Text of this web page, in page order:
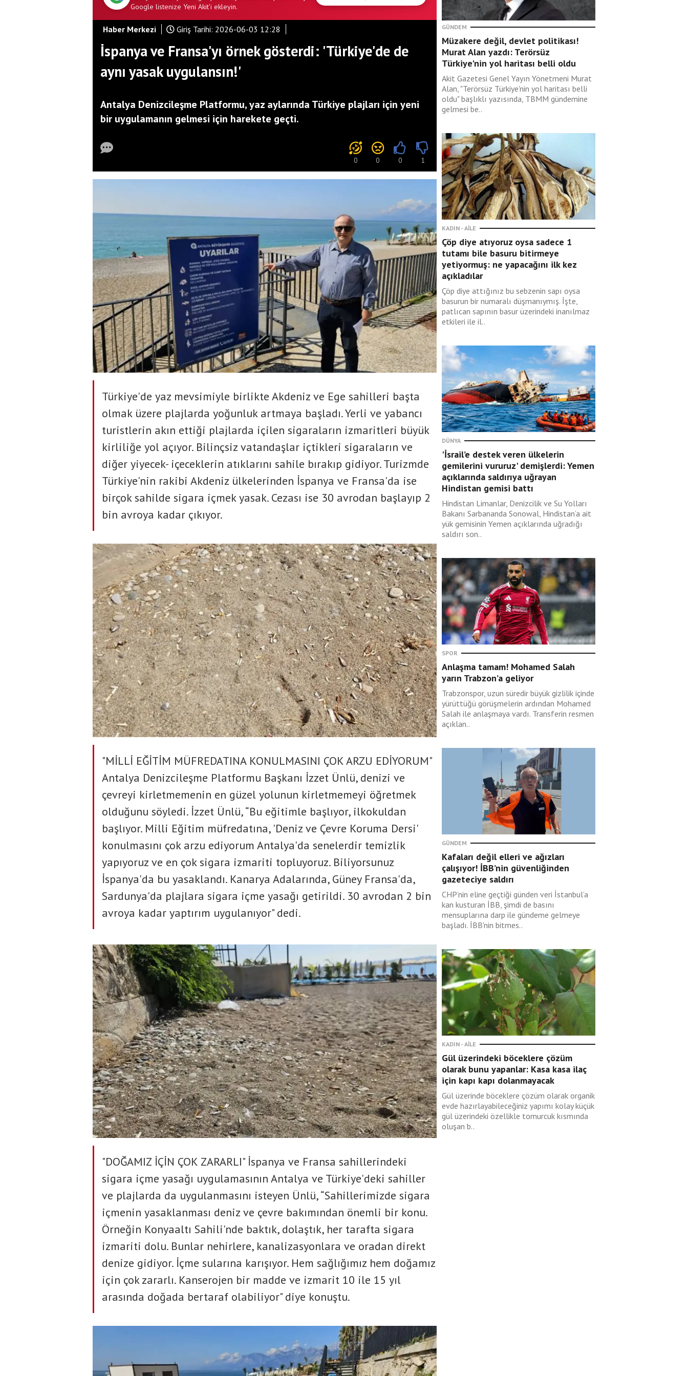
Google listenize Yeni Akit'i ekleyin.
Haber Merkezi Giriş Tarihi: 2026-06-03 12:28
İspanya ve Fransa'yı örnek gösterdi: 'Türkiye'de de
aynı yasak uygulansın!'
Antalya Denizcileşme Platformu, yaz aylarında Türkiye plajları için yeni
bir uygulamanın gelmesi için harekete geçti.
0 0 0 1
Türkiye'de yaz mevsimiyle birlikte Akdeniz ve Ege sahilleri başta
olmak üzere plajlarda yoğunluk artmaya başladı. Yerli ve yabancı
turistlerin akın ettiği plajlarda içilen sigaraların izmaritleri büyük
kirliliğe yol açıyor. Bilinçsiz vatandaşlar içtikleri sigaraların ve
diğer yiyecek- içeceklerin atıklarını sahile bırakıp gidiyor. Turizmde
Türkiye'nin rakibi Akdeniz ülkelerinden İspanya ve Fransa'da ise
birçok sahilde sigara içmek yasak. Cezası ise 30 avrodan başlayıp 2
bin avroya kadar çıkıyor.
"MİLLİ EĞİTİM MÜFREDATINA KONULMASINI ÇOK ARZU EDİYORUM"
Antalya Denizcileşme Platformu Başkanı İzzet Ünlü, denizi ve
çevreyi kirletmemenin en güzel yolunun kirletmemeyi öğretmek
olduğunu söyledi. İzzet Ünlü, “Bu eğitimle başlıyor, ilkokuldan
başlıyor. Milli Eğitim müfredatına, 'Deniz ve Çevre Koruma Dersi'
konulmasını çok arzu ediyorum Antalya'da senelerdir temizlik
yapıyoruz ve en çok sigara izmariti topluyoruz. Biliyorsunuz
İspanya'da bu yasaklandı. Kanarya Adalarında, Güney Fransa'da,
Sardunya'da plajlara sigara içme yasağı getirildi. 30 avrodan 2 bin
avroya kadar yaptırım uygulanıyor" dedi.
"DOĞAMIZ İÇİN ÇOK ZARARLI" İspanya ve Fransa sahillerindeki
sigara içme yasağı uygulamasının Antalya ve Türkiye'deki sahiller
ve plajlarda da uygulanmasını isteyen Ünlü, “Sahillerimizde sigara
içmenin yasaklanması deniz ve çevre bakımından önemli bir konu.
Örneğin Konyaaltı Sahili'nde baktık, dolaştık, her tarafta sigara
izmariti dolu. Bunlar nehirlere, kanalizasyonlara ve oradan direkt
denize gidiyor. İçme sularına karışıyor. Hem sağlığımız hem doğamız
için çok zararlı. Kanserojen bir madde ve izmarit 10 ile 15 yıl
arasında doğada bertaraf olabiliyor" diye konuştu.
GÜNDEM
Müzakere değil, devlet politikası!
Murat Alan yazdı: Terörsüz
Türkiye'nin yol haritası belli oldu
Akit Gazetesi Genel Yayın Yönetmeni Murat
Alan, "Terörsüz Türkiye'nin yol haritası belli
oldu" başlıklı yazısında, TBMM gündemine
gelmesi be..
KADIN - AILE
Çöp diye atıyoruz oysa sadece 1
tutamı bile basuru bitirmeye
yetiyormuş: ne yapacağını ilk kez
açıkladılar
Çöp diye attığınız bu sebzenin sapı oysa
basurun bir numaralı düşmanıymış. İşte,
patlıcan sapının basur üzerindeki inanılmaz
etkileri ile il..
DÜNYA
'İsrail’e destek veren ülkelerin
gemilerini vururuz' demişlerdi: Yemen
açıklarında saldırıya uğrayan
Hindistan gemisi battı
Hindistan Limanlar, Denizcilik ve Su Yolları
Bakanı Sarbananda Sonowal, Hindistan’a ait
yük gemisinin Yemen açıklarında uğradığı
saldırı son..
SPOR
Anlaşma tamam! Mohamed Salah
yarın Trabzon’a geliyor
Trabzonspor, uzun süredir büyük gizlilik içinde
yürüttüğü görüşmelerin ardından Mohamed
Salah ile anlaşmaya vardı. Transferin resmen
açıklan..
GÜNDEM
Kafaları değil elleri ve ağızları
çalışıyor! İBB’nin güvenliğinden
gazeteciye saldırı
CHP’nin eline geçtiği günden veri İstanbul’a
kan kusturan İBB, şimdi de basını
mensuplarına darp ile gündeme gelmeye
başladı. İBB'nin bitmes..
KADIN - AILE
Gül üzerindeki böceklere çözüm
olarak bunu yapanlar: Kasa kasa ilaç
için kapı kapı dolanmayacak
Gül üzerinde böceklere çözüm olarak organik
evde hazırlayabileceğiniz yapımı kolay küçük
gül üzerindeki özellikle tomurcuk kısmında
oluşan b..